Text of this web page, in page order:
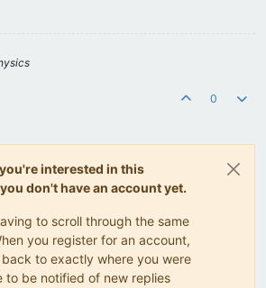
0
interested in this
don't have an account yet.
to scroll through the same
you register for an account,
to exactly where you were
to be notified of new replies